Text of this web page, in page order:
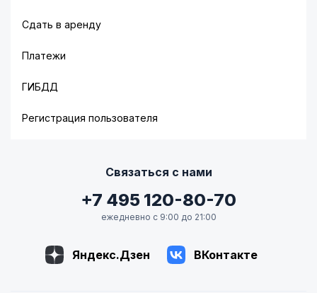
Сдать в аренду
Платежи
ГИБДД
Регистрация пользователя
Связаться с нами
+7 495 120-80-70
ежедневно с 9:00 до 21:00
Яндекс.Дзен ВКонтакте